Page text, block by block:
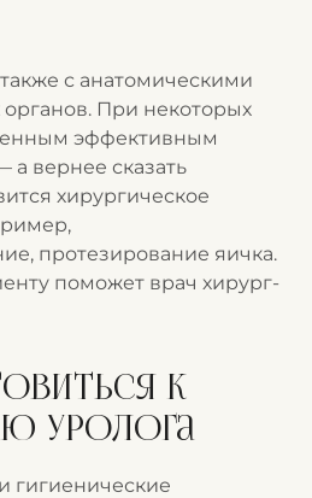
с анатомическими
При некоторых
эффективным
вернее сказать
хирургическое
протезирование яичка.
поможет врач хирург-
к
уролога
гигиенические